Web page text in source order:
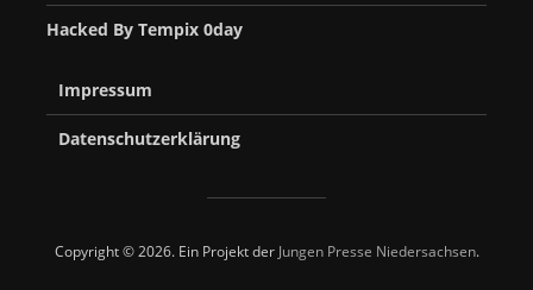
Hacked By Tempix 0day
Impressum
Datenschutzerklärung
Copyright © 2026. Ein Projekt der Jungen Presse Niedersachsen.